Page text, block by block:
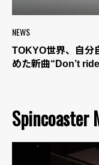
NEWS
TOKYO世界、自分
めた新曲“Don’t
Spincoaster